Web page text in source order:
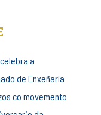
a
de Enxeñaría
co movemento